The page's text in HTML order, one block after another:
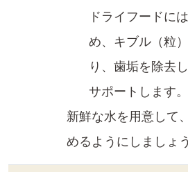
ドライフードに
め、キブル（粒
り、歯垢を除去
サポートします。​
新鮮な水を用意して
めるようにしましょ